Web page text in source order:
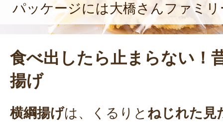
パッケージには大橋さんファミリ
食べ出したら止まらない！
揚げ
横綱揚げは、くるりと ねじれた見